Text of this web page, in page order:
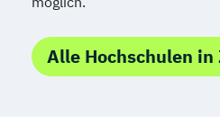
Alle Hochschulen in